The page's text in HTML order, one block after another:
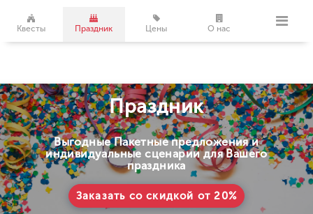
Квесты Праздник Цены О нас
Праздник
Выгодные Пакетные предложения и
индивидуальные сценарии для Вашего
праздника
Заказать со скидкой от 20%